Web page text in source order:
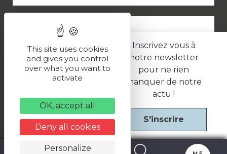
Inscrivez vous à
notre newsletter
pour ne rien
manquer de notre
actu !
S'inscrire
ESPACE PRESSE
LES PARTENAIRES
Politique de confidentialité
Une réalisation
This site uses cookies
and gives you control
over what you want to
activate
OK, accept all
Deny all cookies
Personalize